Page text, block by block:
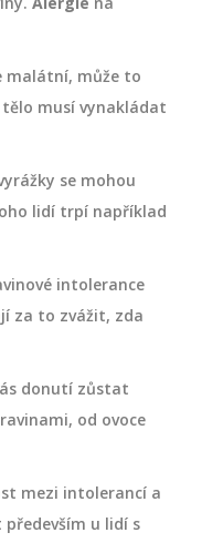
malátní, může to
musí vynakládat
se mohou
lidí trpí například
intolerance
za to zvážit, zda
donutí zůstat
od ovoce
mezi intolerancí a
u lidí s